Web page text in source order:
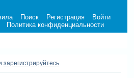
Поиск Регистрация
Войти
Политика конфиденциальности
зарегистрируйтесь.